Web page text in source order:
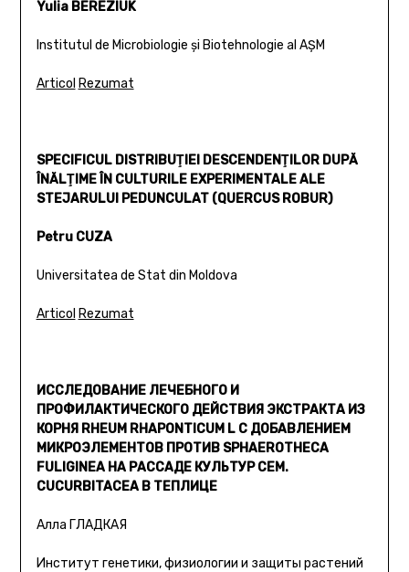
Yulia BEREZIUK
Institutul de Microbiologie și Biotehnologie al AȘM
Articol Rezumat
SPECIFICUL DISTRIBUŢIEI DESCENDENŢILOR DUPĂ
ÎNĂLŢIME ÎN CULTURILE EXPERIMENTALE ALE
STEJARULUI PEDUNCULAT (QUERCUS ROBUR)
Petru CUZA
Universitatea de Stat din Moldova
Articol Rezumat
ИССЛЕДОВАНИЕ ЛЕЧЕБНОГО И
ПРОФИЛАКТИЧЕСКОГО ДЕЙСТВИЯ ЭКСТРАКТА ИЗ
КОРНЯ RHEUM RHAPONTICUM L С ДОБАВЛЕНИЕМ
МИКРОЭЛЕМЕНТОВ ПРОТИВ SPHAEROTHECA
FULIGINEA НА РАССАДЕ КУЛЬТУР СЕМ.
CUCURBITACEA В ТЕПЛИЦЕ
Алла ГЛАДКАЯ
Институт генетики, физиологии и защиты растений